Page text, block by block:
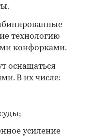
технологию
конфорками.
оснащаться
В их числе:
усиление